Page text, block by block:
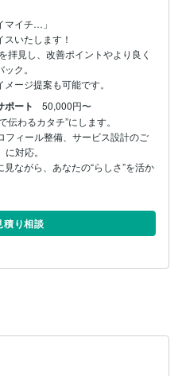
マイチ…」
いたします！
拝見し、改善ポイントやより良く
ク。
ージ提案も可能です。
ポート
50,000円〜
わるカタチ”にします。
フィール整備、サービス設計のご
対応。
ながら、あなたの“らしさ”を活か
積り相談